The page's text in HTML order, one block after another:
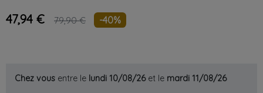
47,94 € 79,90 € -40%
Chez vous entre le lundi 10/08/26et le mardi 11/08/26